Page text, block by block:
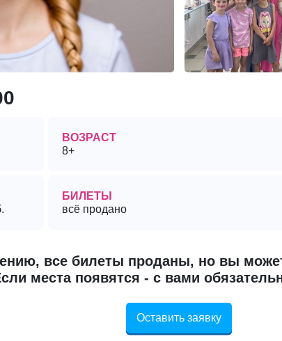
ВОЗРАСТ
8+
БИЛЕТЫ
всё продано
все билеты проданы, но вы
места появятся - с вами
Оставить заявку